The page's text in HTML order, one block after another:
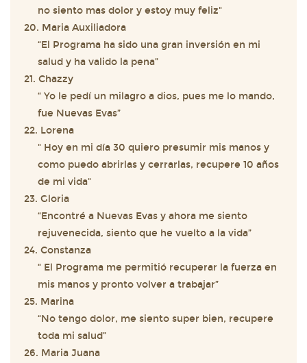
no siento mas dolor y estoy muy feliz"
20. Maria Auxiliadora
“El Programa ha sido una gran inversión en mi
salud y ha valido la pena”
21. Chazzy
“ Yo le pedí un milagro a dios, pues me lo mando,
fue Nuevas Evas”
22. Lorena
" Hoy en mi día 30 quiero presumir mis manos y
como puedo abrirlas y cerrarlas, recupere 10 años
de mi vida"
23. Gloria
“Encontré a Nuevas Evas y ahora me siento
rejuvenecida, siento que he vuelto a la vida”
24. Constanza
“ El Programa me permitió recuperar la fuerza en
mis manos y pronto volver a trabajar”
25. Marina
“No tengo dolor, me siento super bien, recupere
toda mi salud”
26. Maria Juana